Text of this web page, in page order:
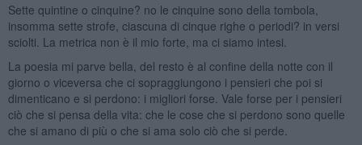
Sette quintine o cinquine? no le cinquine sono della tombola,
insomma sette strofe, ciascuna di cinque righe o periodi? in versi
sciolti. La metrica non è il mio forte, ma ci siamo intesi.
La poesia mi parve bella, del resto è al confine della notte con il
giorno o viceversa che ci sopraggiungono i pensieri che poi si
dimenticano e si perdono: i migliori forse. Vale forse per i pensieri
ciò che si pensa della vita: che le cose che si perdono sono quelle
che si amano di più o che si ama solo ciò che si perde.